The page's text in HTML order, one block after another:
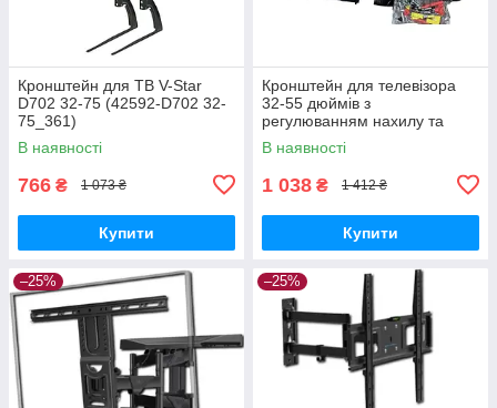
Кронштейн для ТВ V-Star
D702 32-75 (42592-D702 32-
75_361)
В наявності
766 ₴ 1 073 ₴
Купити
Кронштейн для телевізора
32-55 дюймів з
регулюванням нахилу та
поворотним механізмом
XPRO Wall Mount P4 (42406-
В наявності
1 038 ₴ 1 412 ₴
Купити
–25% –25%